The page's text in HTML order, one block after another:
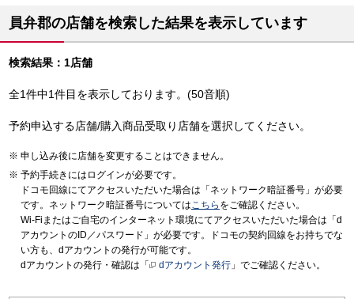
員弁郡の店舗を検索した結果を表示しています
検索結果：1店舗
全1件中1件目を表示しております。(50音順)
予約申込する店舗/購入商品受取り店舗を選択してください。
申し込み後に店舗を変更することはできません。
予約手続きにはログインが必要です。
ドコモ回線にてアクセスいただいた場合は「ネットワーク暗証番号」が必要
です。ネットワーク暗証番号についてはこちら をご確認ください。
Wi-Fiまたはご自宅のインターネット環境にてアクセスいただいた場合は「d
アカウントのID／パスワード」が必要です。ドコモの契約回線をお持ちでな
い方も、dアカウントの発行が可能です。
dアカウントの発行・確認は「
dアカウント発行 」でご確認ください。